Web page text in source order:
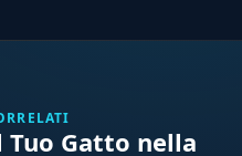
Gatto nella